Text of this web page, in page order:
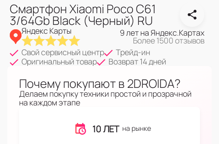
Смартфон Xiaomi Poco C61
3/64Gb Black (Черный) RU
Яндекс Карты 9 лет на Яндекс.Картах
Более 1500 отзывов
Свой сервисный центр
Трейд-ин
Оригинальный товар
Возврат 14 дней
Почему покупают в 2DROIDA?
Делаем покупку техники простой и прозрачной
на каждом этапе
10 ЛЕТ на рынке